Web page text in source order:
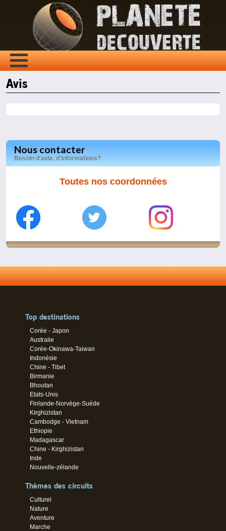
Avis
Nous contacter
Besoin d'aide, d'informations?
Toutes nos coordonnées
Top destinations
Corée - Japon
Australie
Corée-Okinawa-Taiwan
Indonésie
Chine - Tibet
Birmanie
Bhoutan
Etats-Unis
Finlande-Norvège-Suède
Kirghizistan
Cambodge - Vietnam
Ethiopie
Madagascar
Chine - Kirghizistan
Inde
Nouvelle-zélande
Thèmes des circuits
Culturel
Nature
Aventure
Marche